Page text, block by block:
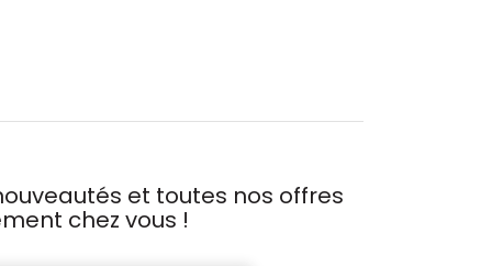
et toutes nos offres
chez vous !